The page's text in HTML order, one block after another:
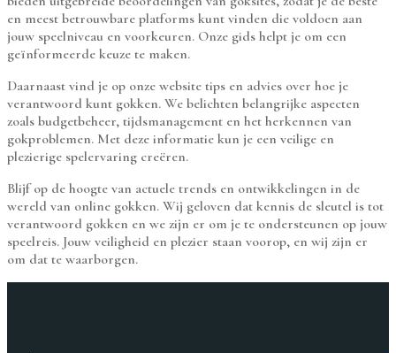
en meest betrouwbare platforms kunt vinden die voldoen aan
jouw speelniveau en voorkeuren. Onze gids helpt je om een
geïnformeerde keuze te maken.
Daarnaast vind je op onze website tips en advies over hoe je
verantwoord kunt gokken. We belichten belangrijke aspecten
zoals budgetbeheer, tijdsmanagement en het herkennen van
gokproblemen. Met deze informatie kun je een veilige en
plezierige spelervaring creëren.
Blijf op de hoogte van actuele trends en ontwikkelingen in de
wereld van online gokken. Wij geloven dat kennis de sleutel is tot
verantwoord gokken en we zijn er om je te ondersteunen op jouw
speelreis. Jouw veiligheid en plezier staan voorop, en wij zijn er
om dat te waarborgen.